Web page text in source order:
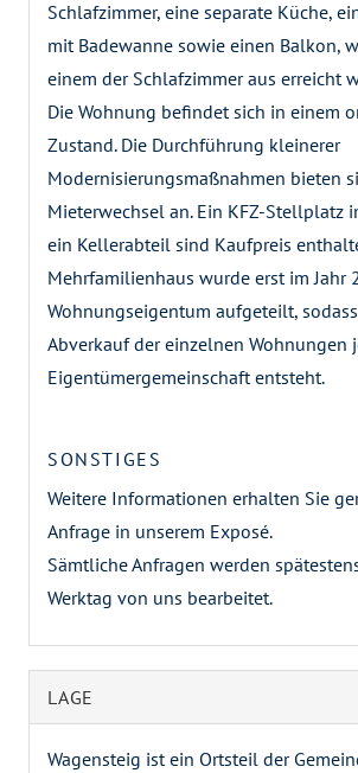
Schlafzimmer, eine separate Küche,
mit Badewanne sowie einen Balkon,
einem der Schlafzimmer aus erreicht
Die Wohnung befindet sich in einem
Zustand. Die Durchführung kleinerer
Modernisierungsmaßnahmen bieten
Mieterwechsel an. Ein KFZ-Stellplatz
ein Kellerabteil sind Kaufpreis
Mehrfamilienhaus wurde erst im Jahr
Wohnungseigentum aufgeteilt,
Abverkauf der einzelnen Wohnungen
Eigentümergemeinschaft entsteht.
SONSTIGES
Weitere Informationen erhalten Sie
Anfrage in unserem Exposé.
Sämtliche Anfragen werden
Werktag von uns bearbeitet.
LAGE
Wagensteig ist ein Ortsteil der